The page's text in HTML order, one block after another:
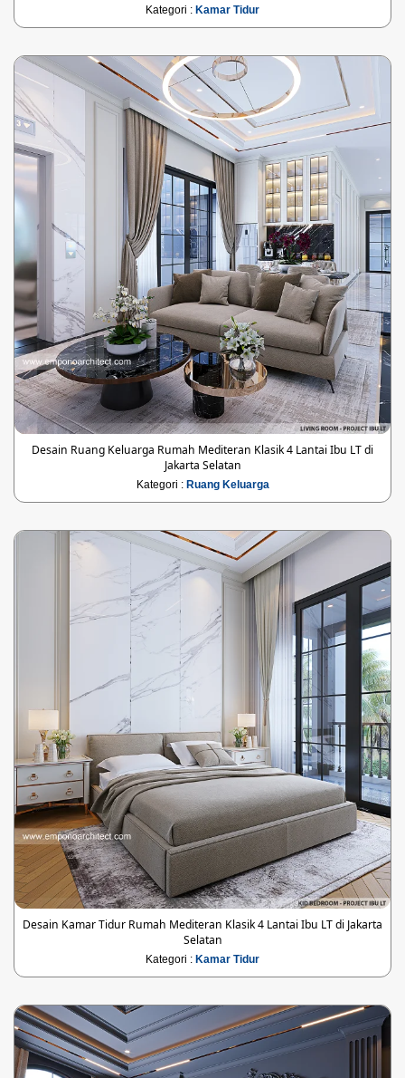
Kategori : Kamar Tidur
Desain Ruang Keluarga Rumah Mediteran Klasik 4 Lantai Ibu LT di
Jakarta Selatan
Kategori : Ruang Keluarga
Desain Kamar Tidur Rumah Mediteran Klasik 4 Lantai Ibu LT di Jakarta
Selatan
Kategori : Kamar Tidur